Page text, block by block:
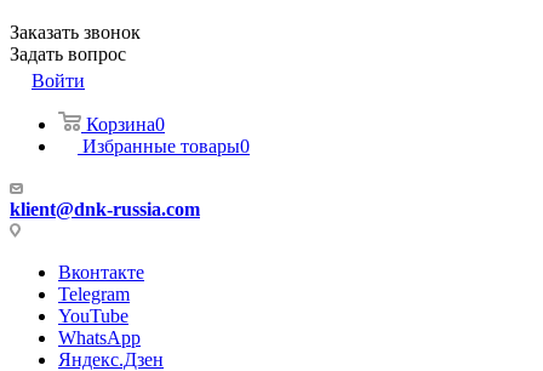
Заказать звонок
Задать вопрос
Войти
Корзина0
Избранные товары0
klient@dnk-russia.com
Вконтакте
Telegram
YouTube
WhatsApp
Яндекс.Дзен